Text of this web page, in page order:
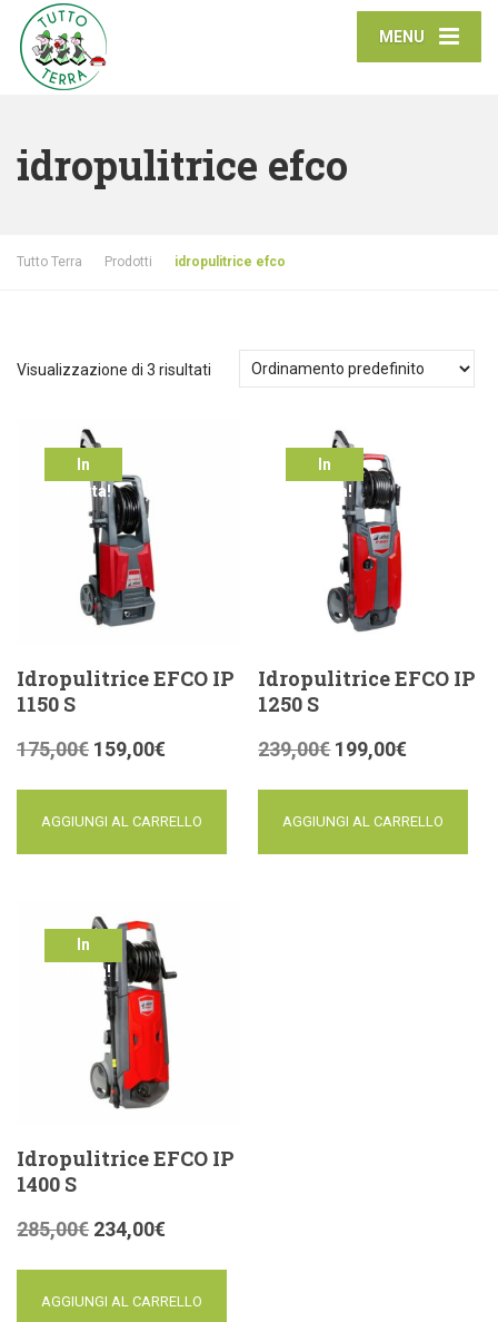
MENU
idropulitrice efco
Tutto Terra Prodotti idropulitrice efco
Visualizzazione di 3 risultati
In
offerta!
Idropulitrice EFCO IP
1150 S
175,00€ 159,00€
AGGIUNGI AL CARRELLO
In
offerta!
Idropulitrice EFCO IP
1250 S
239,00€ 199,00€
AGGIUNGI AL CARRELLO
In
offerta!
Idropulitrice EFCO IP
1400 S
285,00€ 234,00€
AGGIUNGI AL CARRELLO